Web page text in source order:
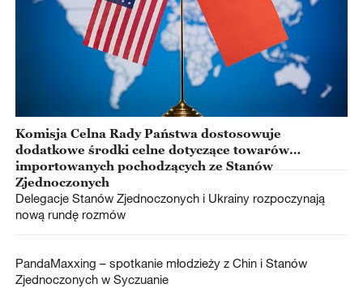
Komisja Celna Rady Państwa dostosowuje
dodatkowe środki celne dotyczące towarów
importowanych pochodzących ze Stanów
Zjednoczonych
Delegacje Stanów Zjednoczonych i Ukrainy rozpoczynają
nową rundę rozmów
PandaMaxxing – spotkanie młodzieży z Chin i Stanów
Zjednoczonych w Syczuanie